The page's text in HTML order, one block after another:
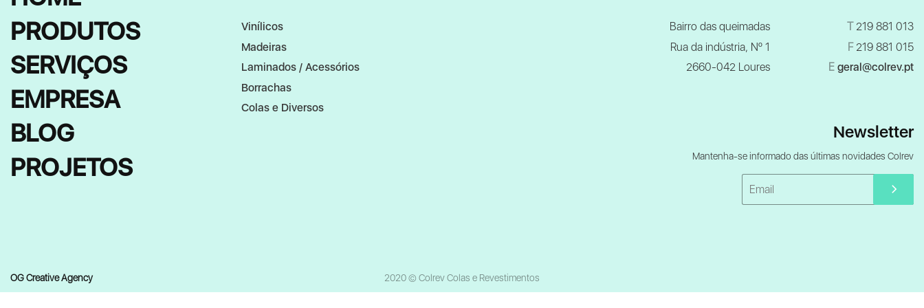
PRODUTOS
SERVIÇOS
EMPRESA
BLOG
PROJETOS
Vinílicos
Madeiras
Laminados / Acessórios
Borrachas
Colas e Diversos
Bairro das queimadas
Rua da indústria, Nº 1
2660-042 Loures
T219 881 013
F219 881 015
E geral@colrev.pt
Newsletter
Mantenha-se informado das últimas novidades Colrev
OG Creative Agency 2020 © Colrev Colas e Revestimentos